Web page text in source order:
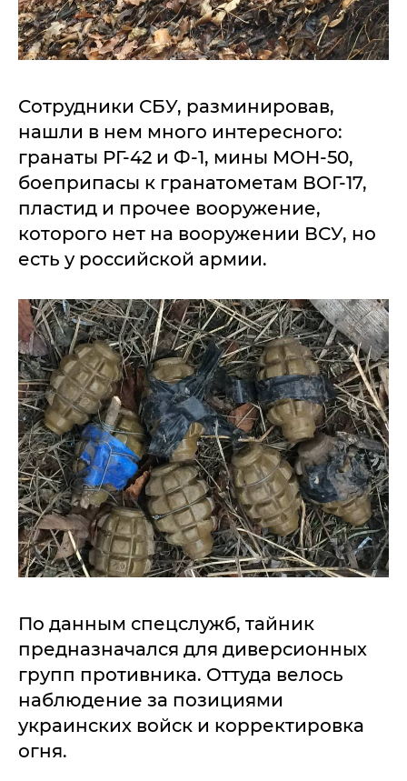
Сотрудники СБУ, разминировав,
нашли в нем много интересного:
гранаты РГ-42 и Ф-1, мины МОН-50,
боеприпасы к гранатометам ВОГ-17,
пластид и прочее вооружение,
которого нет на вооружении ВСУ, но
есть у российской армии.
По данным спецслужб, тайник
предназначался для диверсионных
групп противника. Оттуда велось
наблюдение за позициями
украинских войск и корректировка
огня.